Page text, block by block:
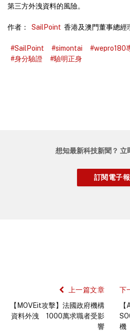
第三方外洩資料的風險。
作者： SailPoint 香港及澳門董事總經
#SailPoint #simontai #wepro180
#身分驗證
#驗明正身
想知最新科技新聞？ 立
上一篇文章
【MOVEit攻擊】法國政府機構
資料外洩 1000萬求職者受影
響
下
機